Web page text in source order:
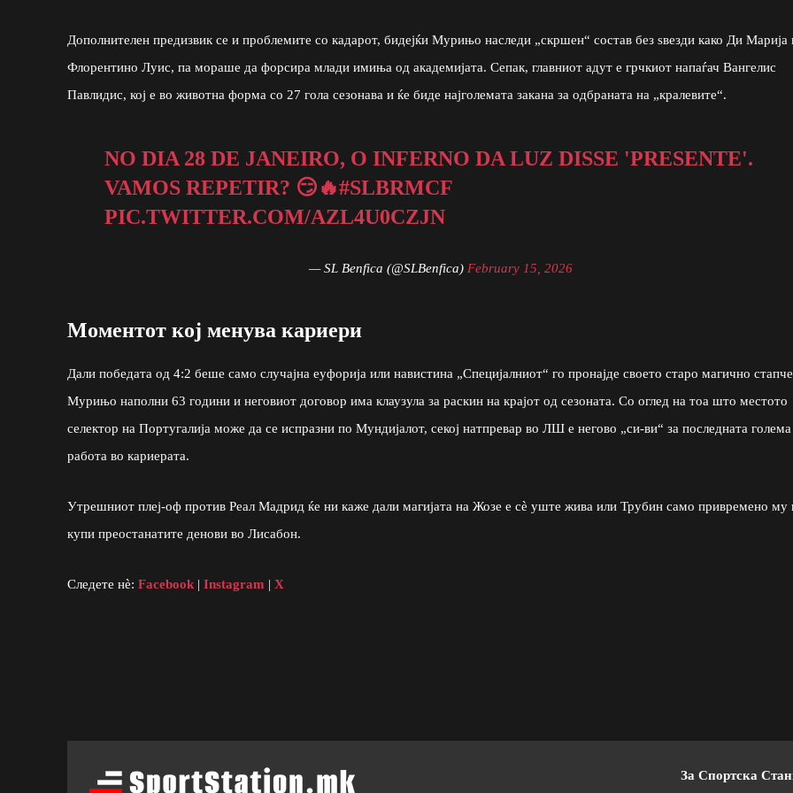
Дополнителен предизвик се и проблемите со кадарот, бидејќи Мурињо наследи „скршен“ состав без ѕвезди како Ди Марија
Флорентино Луис, па мораше да форсира млади имиња од академијата. Сепак, главниот адут е грчкиот напаѓач Вангелис
Павлидис, кој е во животна форма со 27 гола сезонава и ќе биде најголемата закана за одбраната на „кралевите“.
NO DIA 28 DE JANEIRO, O INFERNO DA LUZ DISSE 'PRESENTE'.
VAMOS REPETIR? 😏🔥#SLBRMCF
PIC.TWITTER.COM/AZL4U0CZJN
— SL Benfica (@SLBenfica)February 15, 2026
Моментот кој менува кариери
Дали победата од 4:2 беше само случајна еуфорија или навистина „Специјалниот“ го пронајде своето старо магично
Мурињо наполни 63 години и неговиот договор има клаузула за раскин на крајот од сезоната. Со оглед на тоа што местото
селектор на Португалија може да се испразни по Мундијалот, секој натпревар во ЛШ е негово „си-ви“ за последната голема
работа во кариерата.
Утрешниот плеј-оф против Реал Мадрид ќе ни каже дали магијата на Жозе е сè уште жива или Трубин само привремено му
купи преостанатите денови во Лисабон.
Следете нè: Facebook| Instagram | X
За Спортска